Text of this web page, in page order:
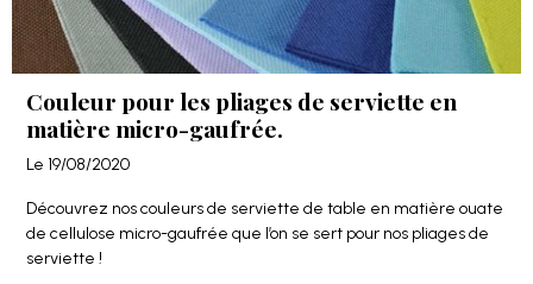
Couleur pour les pliages de serviette en
matière micro-gaufrée.
Le 19/08/2020
Découvrez nos couleurs de serviette de table en matière ouate
de cellulose micro-gaufrée que l’on se sert pour nos pliages de
serviette !